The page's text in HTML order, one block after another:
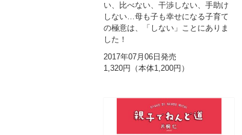
い、比べない、干渉しない、手助け
しない…母も子も幸せになる子育て
の極意は、「しない」ことにありま
した！
2017年07月06日発売
1,320円（本体1,200円）